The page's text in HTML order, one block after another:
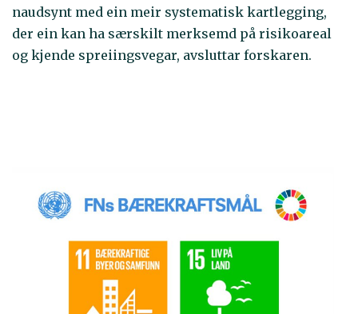
naudsynt med ein meir systematisk kartlegging,
der ein kan ha særskilt merksemd på risikoareal
og kjende spreiingsvegar, avsluttar forskaren.